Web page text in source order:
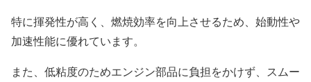
特に揮発性が高く、燃焼効率を向上させるため、始動性や
加速性能に優れています。
また、低粘度のためエンジン部品に負担をかけず、スムー